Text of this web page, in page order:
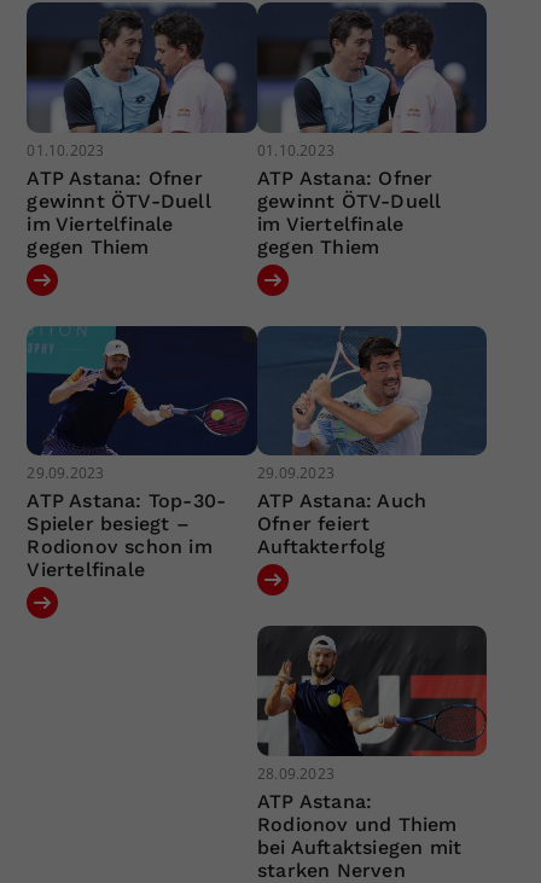
01.10.2023
ATP Astana: Ofner
gewinnt ÖTV-Duell
im Viertelfinale
gegen Thiem
01.10.2023
ATP Astana: Ofner
gewinnt ÖTV-Duell
im Viertelfinale
gegen Thiem
29.09.2023
ATP Astana: Top-30-
Spieler besiegt –
Rodionov schon im
Viertelfinale
29.09.2023
ATP Astana: Auch
Ofner feiert
Auftakterfolg
28.09.2023
ATP Astana:
Rodionov und Thiem
bei Auftaktsiegen mit
starken Nerven